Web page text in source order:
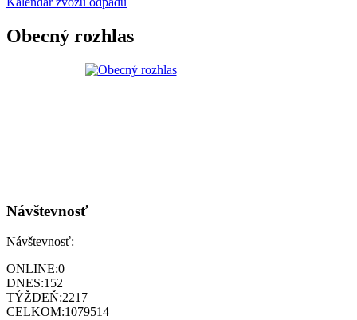
Obecný rozhlas
Návštevnosť
Návštevnosť:
ONLINE:0
DNES:152
TÝŽDEŇ:2217
CELKOM:1079514